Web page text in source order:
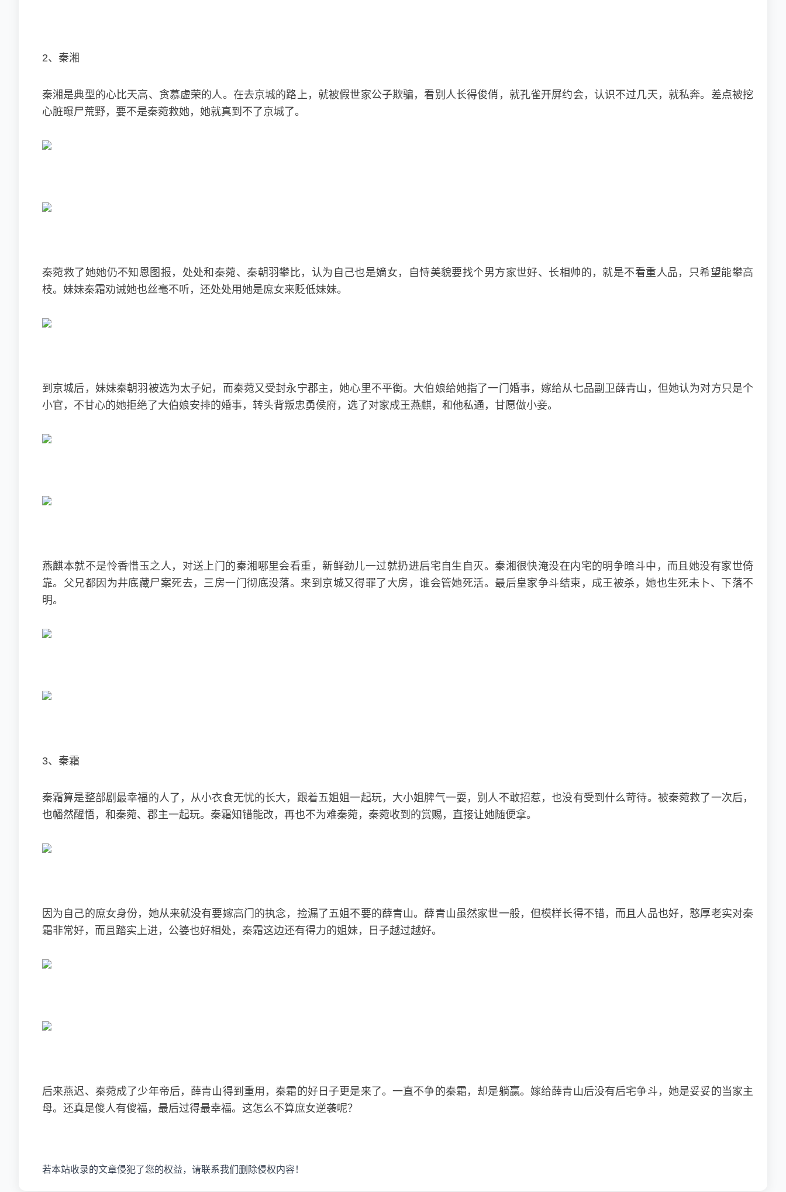
2、秦湘
秦湘是典型的心比天高、贪慕虚荣的人。在去京城的路上，就被假世家公子欺骗，看别人长得俊俏，就孔雀开屏约会，认识不过几天，就私奔。差点被挖
心脏曝尸荒野，要不是秦菀救她，她就真到不了京城了。
秦菀救了她她仍不知恩图报，处处和秦菀、秦朝羽攀比，认为自己也是嫡女，自恃美貌要找个男方家世好、长相帅的，就是不看重人品，只希望能攀高
枝。妹妹秦霜劝诫她也丝毫不听，还处处用她是庶女来贬低妹妹。
到京城后，妹妹秦朝羽被选为太子妃，而秦菀又受封永宁郡主，她心里不平衡。大伯娘给她指了一门婚事，嫁给从七品副卫薛青山，但她认为对方只是个
小官，不甘心的她拒绝了大伯娘安排的婚事，转头背叛忠勇侯府，选了对家成王燕麒，和他私通，甘愿做小妾。
燕麒本就不是怜香惜玉之人，对送上门的秦湘哪里会看重，新鲜劲儿一过就扔进后宅自生自灭。秦湘很快淹没在内宅的明争暗斗中，而且她没有家世倚
靠。父兄都因为井底藏尸案死去，三房一门彻底没落。来到京城又得罪了大房，谁会管她死活。最后皇家争斗结束，成王被杀，她也生死未卜、下落不
明。
3、秦霜
秦霜算是整部剧最幸福的人了，从小衣食无忧的长大，跟着五姐姐一起玩，大小姐脾气一耍，别人不敢招惹，也没有受到什么苛待。被秦菀救了一次后，
也幡然醒悟，和秦菀、郡主一起玩。秦霜知错能改，再也不为难秦菀，秦菀收到的赏赐，直接让她随便拿。
因为自己的庶女身份，她从来就没有要嫁高门的执念，捡漏了五姐不要的薛青山。薛青山虽然家世一般，但模样长得不错，而且人品也好，憨厚老实对秦
霜非常好，而且踏实上进，公婆也好相处，秦霜这边还有得力的姐妹，日子越过越好。
后来燕迟、秦菀成了少年帝后，薛青山得到重用，秦霜的好日子更是来了。一直不争的秦霜，却是躺赢。嫁给薛青山后没有后宅争斗，她是妥妥的当家主
母。还真是傻人有傻福，最后过得最幸福。这怎么不算庶女逆袭呢？
若本站收录的文章侵犯了您的权益，请联系我们删除侵权内容！